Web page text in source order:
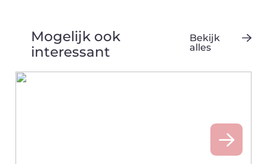
Mogelijk ook
interessant
Bekijk
alles